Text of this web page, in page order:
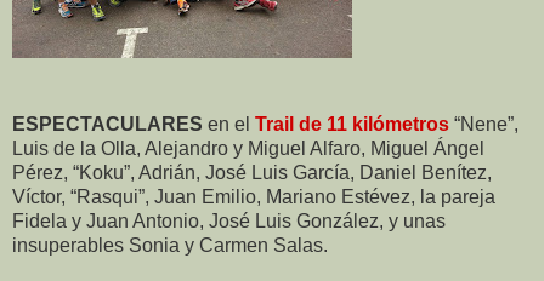
ESPECTACULARES en el Trail de 11 kilómetros “Nene”,
Luis de la Olla, Alejandro y Miguel Alfaro, Miguel Ángel
Pérez, “Koku”, Adrián, José Luis García, Daniel Benítez,
Víctor, “Rasqui”, Juan Emilio, Mariano Estévez, la pareja
Fidela y Juan Antonio, José Luis González, y unas
insuperables Sonia y Carmen Salas.